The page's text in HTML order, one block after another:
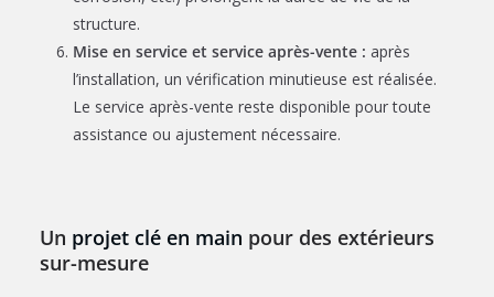
structure.
Mise en service et service après-vente : après
l’installation, un vérification minutieuse est réalisée.
Le service après-vente reste disponible pour toute
assistance ou ajustement nécessaire.
Un projet clé en main pour des extérieurs
sur-mesure